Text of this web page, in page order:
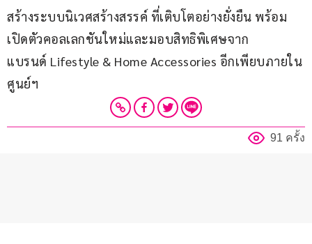
สร้างระบบนิเวศสร้างสรรค์ ที่เติบโตอย่างยั่งยืน พร้อม
เปิดตัวคอลเลกชันใหม่และมอบสิทธิพิเศษจาก
แบรนด์ Lifestyle & Home Accessories อีกเพียบภายใน
ศูนย์ฯ
91 ครั้ง